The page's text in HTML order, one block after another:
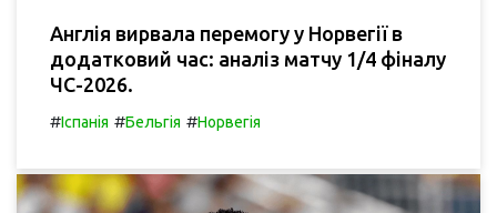
Англія вирвала перемогу у Норвегії в
додатковий час: аналіз матчу 1/4 фіналу
ЧС-2026.
#Іспанія #Бельгія #Норвегія